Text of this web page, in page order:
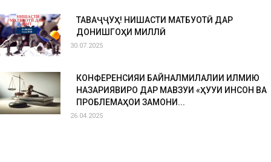
ТАВАҶҶУҲ! НИШАСТИ МАТБУОТӢ ДАР
ДОНИШГОҲИ МИЛЛӢ
30.07.2025
КОНФЕРЕНСИЯИ БАЙНАЛМИЛАЛИИ ИЛМИЮ
НАЗАРИЯВИРО ДАР МАВЗУИ «ҲУҚУҚИ ИНСОН ВА
ПРОБЛЕМАҲОИ ЗАМОНИ...
26.04.2025